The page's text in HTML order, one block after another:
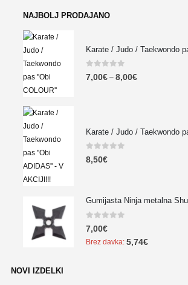
NAJBOLJ PRODAJANO
Karate / Judo / Taekwondo
0out of 5
7,00€ – 8,00€
Karate / Judo / Taekwondo
0 out of 5
8,50€
Gumijasta Ninja metalna
0out of 5
7,00€
Brez davka: 5,74€
NOVI IZDELKI